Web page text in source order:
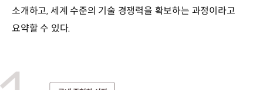
소개하고, 세계 수준의 기술 경쟁력을 확보하는 과정이라고
요약할 수 있다.